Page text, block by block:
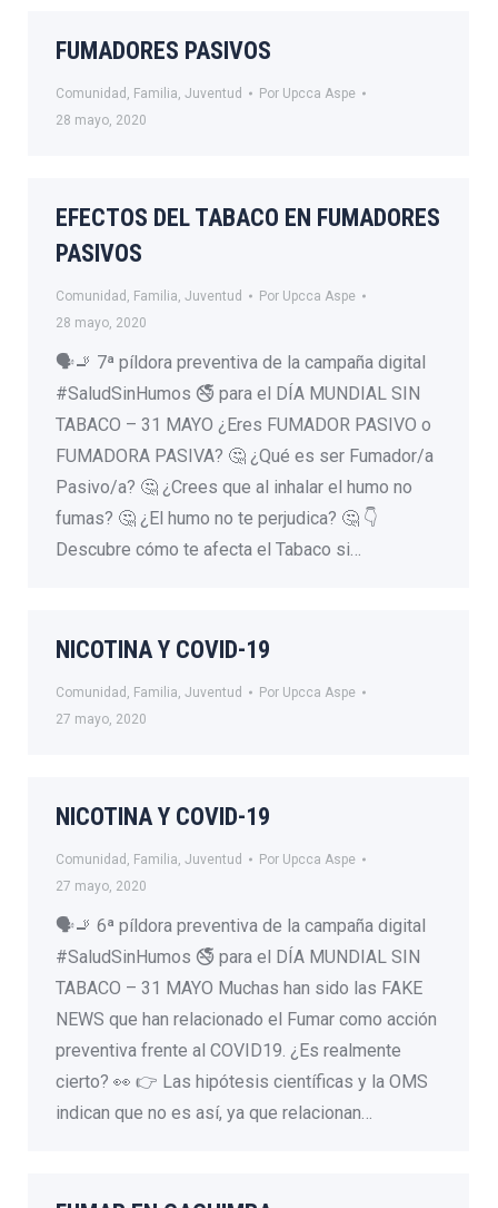
FUMADORES PASIVOS
Comunidad , Familia, Juventud Por Upcca Aspe
28 mayo, 2020
EFECTOS DEL TABACO EN FUMADORES
PASIVOS
Comunidad , Familia, Juventud Por Upcca Aspe
28 mayo, 2020
🗣🚬 7ª píldora preventiva de la campaña digital
#SaludSinHumos 🚭 para el DÍA MUNDIAL SIN
TABACO – 31 MAYO ¿Eres FUMADOR PASIVO o
FUMADORA PASIVA? 🤔 ¿Qué es ser Fumador/a
Pasivo/a? 🤔 ¿Crees que al inhalar el humo no
fumas? 🤔 ¿El humo no te perjudica? 🤔 👇
Descubre cómo te afecta el Tabaco si…
NICOTINA Y COVID-19
Comunidad , Familia, Juventud Por Upcca Aspe
27 mayo, 2020
NICOTINA Y COVID-19
Comunidad , Familia, Juventud Por Upcca Aspe
27 mayo, 2020
🗣🚬 6ª píldora preventiva de la campaña digital
#SaludSinHumos 🚭 para el DÍA MUNDIAL SIN
TABACO – 31 MAYO Muchas han sido las FAKE
NEWS que han relacionado el Fumar como acción
preventiva frente al COVID19. ¿Es realmente
cierto? 👀 👉 Las hipótesis científicas y la OMS
indican que no es así, ya que relacionan…